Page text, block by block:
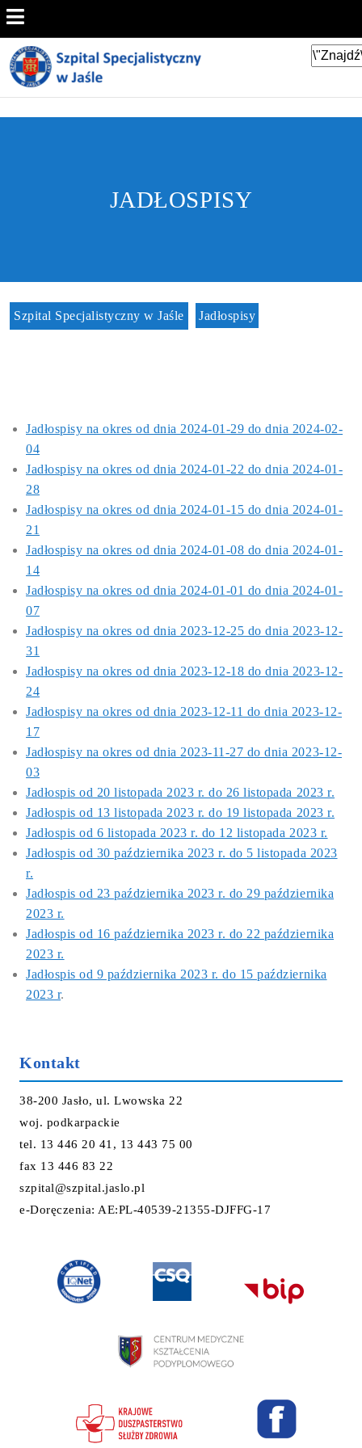
JADŁOSPISY
Szpital Specjalistyczny w Jaśle Jadłospisy
Jadłospisy na okres od dnia 2024-01-29 do dnia 2024-02-
04
Jadłospisy na okres od dnia 2024-01-22 do dnia 2024-01-
28
Jadłospisy na okres od dnia 2024-01-15 do dnia 2024-01-
21
Jadłospisy na okres od dnia 2024-01-08 do dnia 2024-01-
14
Jadłospisy na okres od dnia 2024-01-01 do dnia 2024-01-
07
Jadłospisy na okres od dnia 2023-12-25 do dnia 2023-12-
31
Jadłospisy na okres od dnia 2023-12-18 do dnia 2023-12-
24
Jadłospisy na okres od dnia 2023-12-11 do dnia 2023-12-
17
Jadłospisy na okres od dnia 2023-11-27 do dnia 2023-12-
03
Jadłospis od 20 listopada 2023 r. do 26 listopada 2023 r.
Jadłospis od 13 listopada 2023 r. do 19 listopada 2023 r.
Jadłospis od 6 listopada 2023 r. do 12 listopada 2023 r.
Jadłospis od 30 października 2023 r. do 5 listopada 2023
r.
Jadłospis od 23 października 2023 r. do 29 października
2023 r.
Jadłospis od 16 października 2023 r. do 22 października
2023 r.
Jadłospis od 9 października 2023 r. do 15 października
2023 r.
Kontakt
38-200 Jasło, ul. Lwowska 22
woj. podkarpackie
tel. 13 446 20 41, 13 443 75 00
fax 13 446 83 22
szpital@szpital.jaslo.pl
e-Doręczenia: AE:PL-40539-21355-DJFFG-17